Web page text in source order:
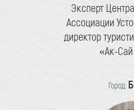
Эксперт
Ассоциации
директор
«Ак-
Город: